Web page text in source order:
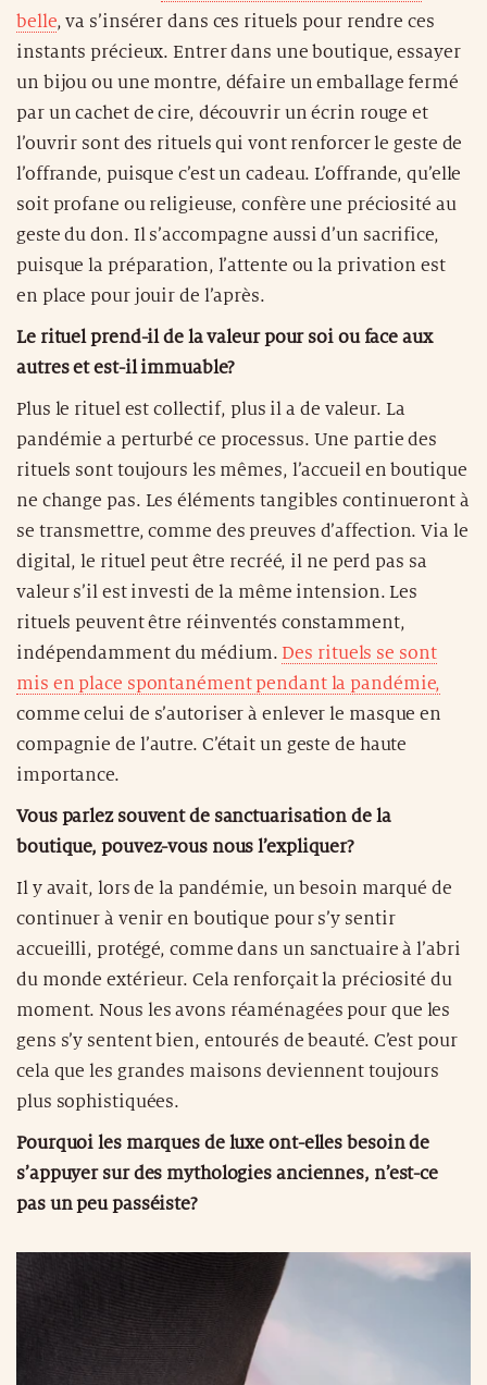
belle, va s’insérer dans ces rituels pour rendre ces
instants précieux. Entrer dans une boutique, essayer
un bijou ou une montre, défaire un emballage fermé
par un cachet de cire, découvrir un écrin rouge et
l’ouvrir sont des rituels qui vont renforcer le geste de
l’offrande, puisque c’est un cadeau. L’offrande, qu’elle
soit profane ou religieuse, confère une préciosité au
geste du don. Il s’accompagne aussi d’un sacrifice,
puisque la préparation, l’attente ou la privation est
en place pour jouir de l’après.
Le rituel prend-il de la valeur pour soi ou face aux
autres et est-il immuable?
Plus le rituel est collectif, plus il a de valeur. La
pandémie a perturbé ce processus. Une partie des
rituels sont toujours les mêmes, l’accueil en boutique
ne change pas. Les éléments tangibles continueront à
se transmettre, comme des preuves d’affection. Via le
digital, le rituel peut être recréé, il ne perd pas sa
valeur s’il est investi de la même intension. Les
rituels peuvent être réinventés constamment,
indépendamment du médium. Des rituels se sont
mis en place spontanément pendant la pandémie,
comme celui de s’autoriser à enlever le masque en
compagnie de l’autre. C’était un geste de haute
importance.
Vous parlez souvent de sanctuarisation de la
boutique, pouvez-vous nous l’expliquer?
Il y avait, lors de la pandémie, un besoin marqué de
continuer à venir en boutique pour s’y sentir
accueilli, protégé, comme dans un sanctuaire à l’abri
du monde extérieur. Cela renforçait la préciosité du
moment. Nous les avons réaménagées pour que les
gens s’y sentent bien, entourés de beauté. C’est pour
cela que les grandes maisons deviennent toujours
plus sophistiquées.
Pourquoi les marques de luxe ont-elles besoin de
s’appuyer sur des mythologies anciennes, n’est-ce
pas un peu passéiste?